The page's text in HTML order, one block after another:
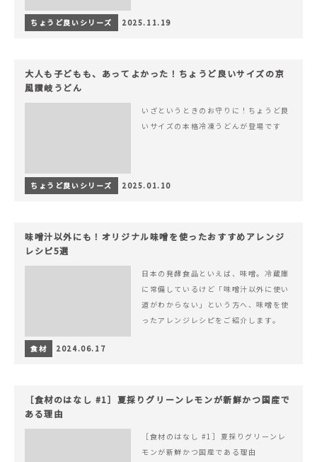
ちょうど良いシリーズ 2025.11.19
大人も子どもも、あってよかった！ちょうど良いサイズの京
風讃岐うどん
いざというときのお守りに！ちょうど良
いサイズの本格冷凍うどんが登場です
ちょうど良いシリーズ 2025.01.10
味噌汁以外にも！オリジナル味噌を使ったおすすめアレンジ
レシピ5選
日本の発酵食品といえば、味噌。冷蔵庫
に常備しているけど「味噌汁以外に使い
道がわからない」という方へ、味噌を使
ったアレンジレシピをご紹介します。
食材 2024.06.17
［食材のはなし #1］夏採りグリーンレモンが新鮮かつ国産で
ある理由
［食材のはなし #1］夏採りグリーンレ
モンが新鮮かつ国産である理由